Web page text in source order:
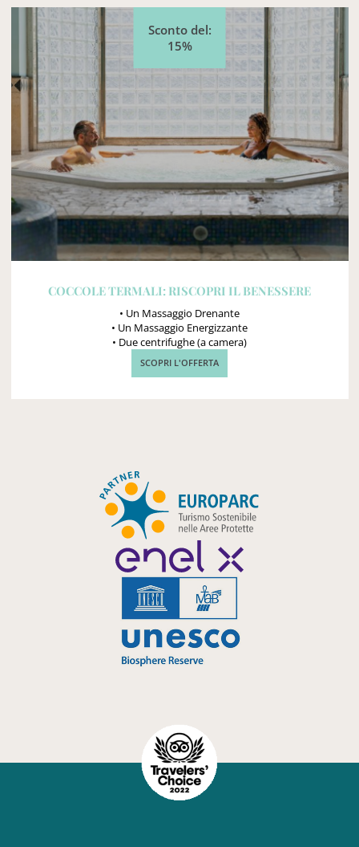
Sconto del:
15%
COCCOLE TERMALI: RISCOPRI IL BENESSERE
• Un Massaggio Drenante
• Un Massaggio Energizzante
• Due centrifughe (a camera)
SCOPRI L'OFFERTA